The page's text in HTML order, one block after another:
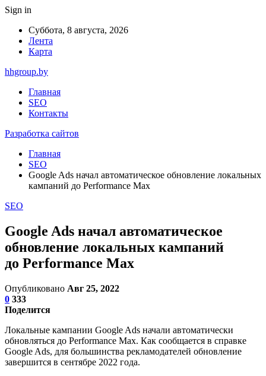
Sign in
Суббота, 8 августа, 2026
Лента
Карта
hhgroup.by
Главная
SEO
Контакты
Разработка сайтов
Главная
SEO
Google Ads начал автоматическое обновление локальных
кампаний до Performance Max
SEO
Google Ads начал автоматическое
обновление локальных кампаний
до Performance Max
Опубликовано Авг 25, 2022
0 333
Поделится
Локальные кампании Google Ads начали автоматически
обновляться до Performance Max. Как сообщается в справке
Google Ads, для большинства рекламодателей обновление
завершится в сентябре 2022 года.